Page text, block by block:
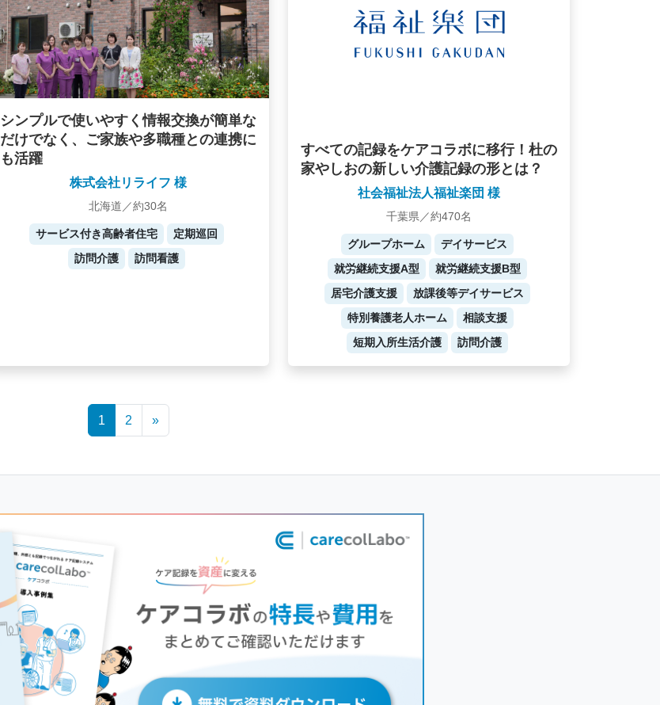
シンプルで使いやすく情報交換が簡単な
だけでなく、ご家族や多職種との連携に
も活躍
株式会社リライフ 様
北海道／約30名
サービス付き高齢者住宅
定期巡回
訪問介護
訪問看護
すべての記録をケアコラボに移行！杜の
家やしおの新しい介護記録の形とは？
社会福祉法人福祉楽団 様
千葉県／約470名
グループホーム
デイサービス
就労継続支援A型
就労継続支援B型
居宅介護支援
放課後等デイサービス
特別養護老人ホーム
相談支援
短期入所生活介護
訪問介護
1 2 »